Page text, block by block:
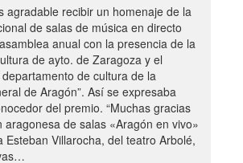
recibir un homenaje de la
de salas de música en directo
anual con la presencia de la
de ayto. de Zaragoza y el
de cultura de la
de Aragón”. Así se expresaba
del premio. “Muchas gracias
aragonesa de salas «Aragón en vivo»
Esteban Villarocha, del teatro Arbolé,